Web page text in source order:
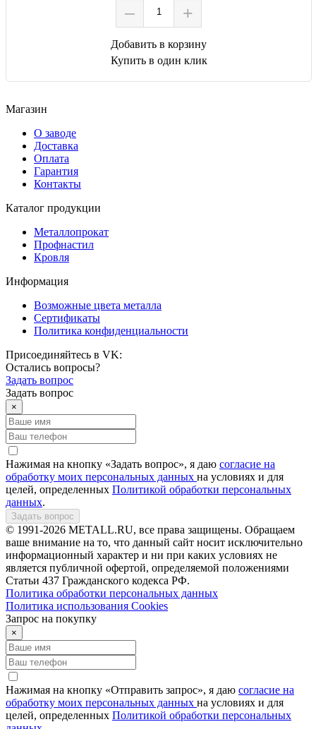
– +
Добавить в корзину
Купить в один клик
Магазин
О заводе
Доставка
Оплата
Гарантия
Контакты
Каталог продукции
Металлопрокат
Профнастил
Кровля
Информация
Возможные цвета металла
Сертификаты
Политика конфиденциальности
Присоединяйтесь в VK:
Остались вопросы?
Задать вопрос
Задать вопрос
×
Нажимая на кнопку «Задать вопрос», я даю согласие на
обработку моих персональных данных на условиях и для
целей, определенных Политикой обработки персональных
данных.
Задать вопрос
© 1991-2026 METALL.RU, все права защищены. Обращаем
ваше внимание на то, что данный сайт носит исключительно
информационный характер и ни при каких условиях не
является публичной офертой, определяемой положениями
Статьи 437 Гражданского кодекса РФ.
Политика обработки персональных данных
Политика использования Сookies
Запрос на покупку
×
Нажимая на кнопку «Отправить запрос», я даю согласие на
обработку моих персональных данных на условиях и для
целей, определенных Политикой обработки персональных